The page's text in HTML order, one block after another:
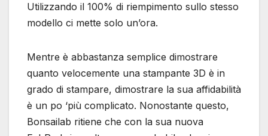
Utilizzando il 100% di riempimento sullo stesso
modello ci mette solo un’ora.
Mentre è abbastanza semplice dimostrare
quanto velocemente una stampante 3D è in
grado di stampare, dimostrare la sua affidabilità
è un po ‘più complicato. Nonostante questo,
Bonsailab ritiene che con la sua nuova